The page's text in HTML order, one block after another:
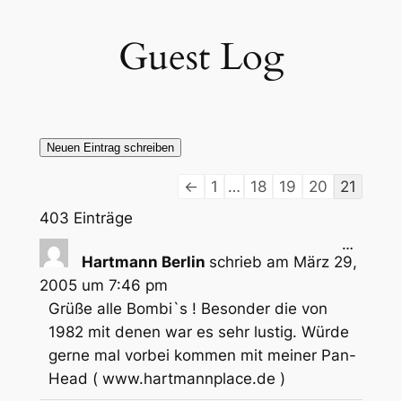
Guest Log
Navigation
← 1 … 18 19 20
21
403 Einträge
Hartmann Berlin schrieb am März 29,
2005 um 7:46 pm
Grüße alle Bombi`s ! Besonder die von
1982 mit denen war es sehr lustig. Würde
gerne mal vorbei kommen mit meiner Pan-
Head ( www.hartmannplace.de )
…
ein-/